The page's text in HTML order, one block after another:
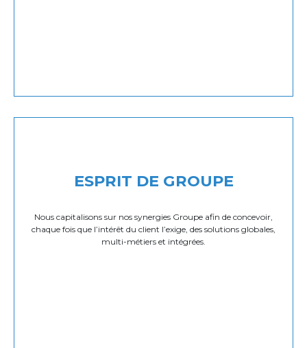
ESPRIT DE GROUPE
Nous capitalisons sur nos synergies Groupe afin de concevoir,
chaque fois que l’intérêt du client l’exige, des solutions globales,
multi-métiers et intégrées.